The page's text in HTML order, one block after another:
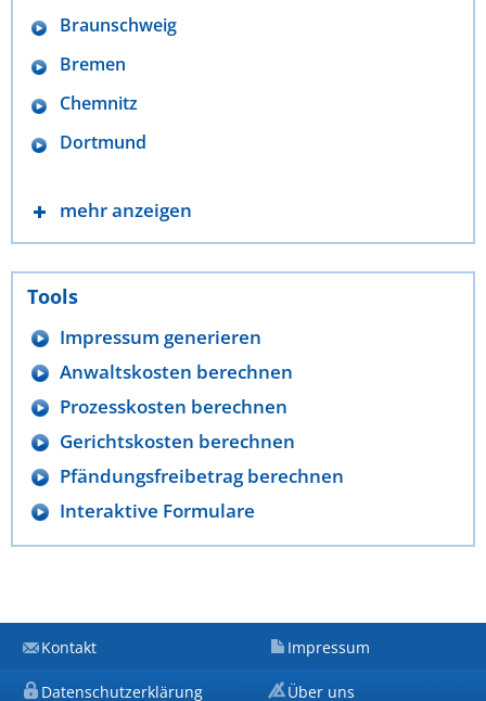
Braunschweig
Bremen
Chemnitz
Dortmund
mehr anzeigen
Tools
Impressum generieren
Anwaltskosten berechnen
Prozesskosten berechnen
Gerichtskosten berechnen
Pfändungsfreibetrag berechnen
Interaktive Formulare
Kontakt Impressum
Datenschutzerklärung Über uns